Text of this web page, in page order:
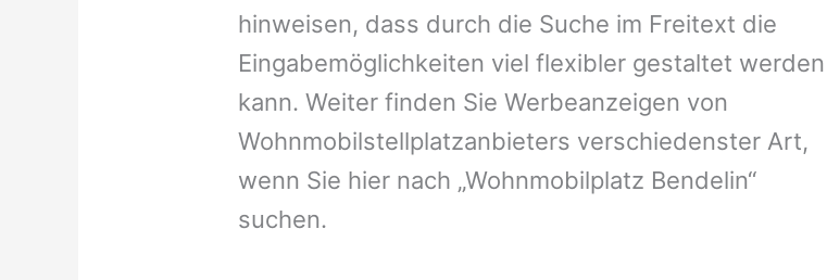
hinweisen, dass durch die Suche im Freitext die
Eingabemöglichkeiten viel flexibler gestaltet werden
kann. Weiter finden Sie Werbeanzeigen von
Wohnmobilstellplatzanbieters verschiedenster Art,
wenn Sie hier nach „Wohnmobilplatz Bendelin“
suchen.